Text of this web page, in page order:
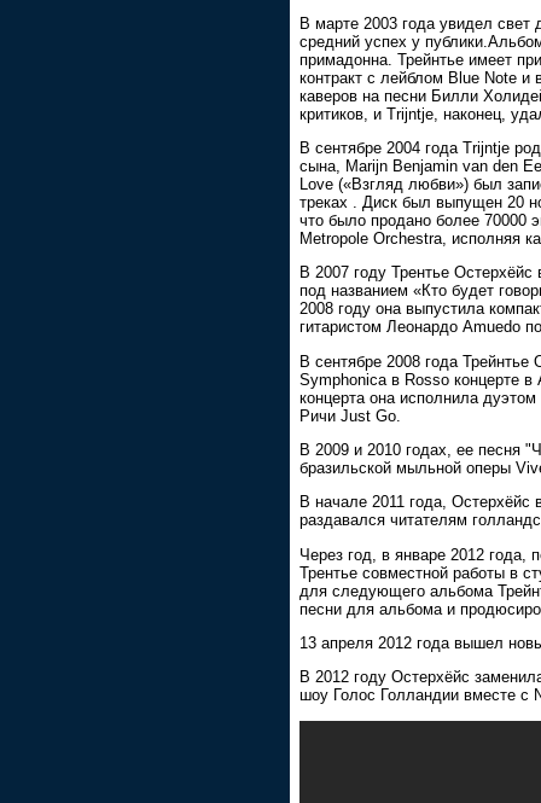
В марте 2003 года увидел
средний успех у
примадонна. Трейнтье имеет
контракт с лейблом Blue Note
каверов на песни Билли
критиков, и Trijntje, наконец,
В сентябре 2004 года Trijntje
сына, Marijn Benjamin van den
Love («Взгляд любви») был
треках . Диск был выпущен 20
что было продано более 70000
Metropole Orchestra, исполняя
В 2007 году Трентье
под названием «Кто будет
2008 году она выпустила
гитаристом Леонардо Amuedo
В сентябре 2008 года
Symphonica в Rosso концерте
концерта она исполнила
Ричи Just Go.
В 2009 и 2010 годах, ее песня
бразильской мыльной оперы
В начале 2011 года,
раздавался читателям
Через год, в январе 2012 года,
Трентье совместной работы в
для следующего альбома
песни для альбома и
13 апреля 2012 года вышел
В 2012 году Остерхёйс
шоу Голос Голландии вместе с